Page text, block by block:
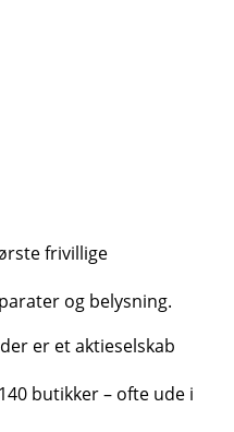
frivillige
og belysning.
er et aktieselskab
butikker – ofte ude i